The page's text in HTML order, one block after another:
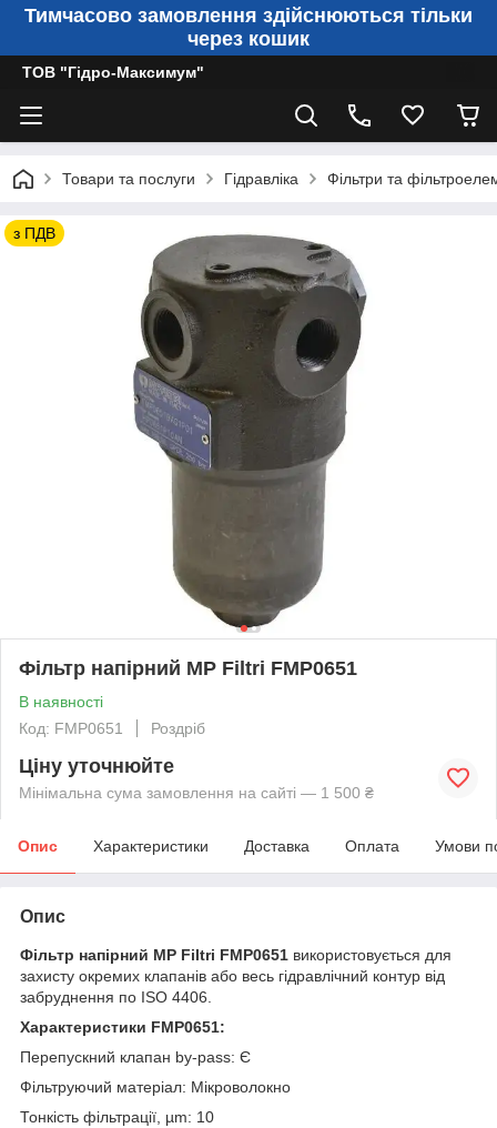
Тимчасово замовлення здійснюються тільки
через кошик
ТОВ "Гідро-Максимум"
Товари та послуги Гідравліка Фільтри та
з ПДВ
Фільтр напірний MP Filtri FMP0651
В наявності
Код: FMP0651
Роздріб
Ціну уточнюйте
Мінімальна сума замовлення на сайті — 1 500 ₴
Опис Характеристики Доставка Оплата Умови
Опис
Фільтр напірний MP Filtri FMP0651 використовується для
захисту окремих клапанів або весь гідравлічний контур від
забруднення по ISO 4406.
Характеристики FMP0651:
Перепускний клапан by-pass: Є
Фільтруючий матеріал: Мікроволокно
Тонкість фільтрації, µm: 10